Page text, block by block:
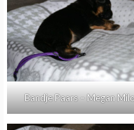
Bandje Paars – Megan